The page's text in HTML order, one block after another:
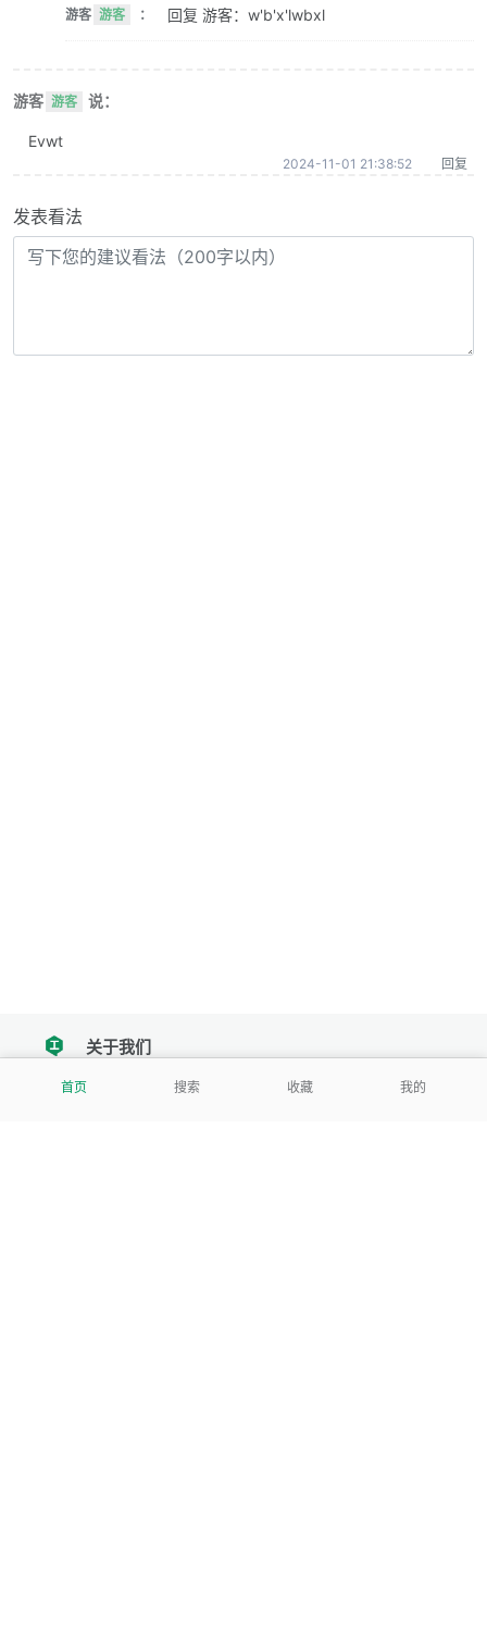
游客 游客 ： 回复 游客：w'b'x'lwbxl
游客 游客 说：
Evwt
2024-11-01 21:38:52 回复
发表看法
首页 搜索 收藏 我的
tencent关于我们
我们努力把每一个工具做成批量处理的产品